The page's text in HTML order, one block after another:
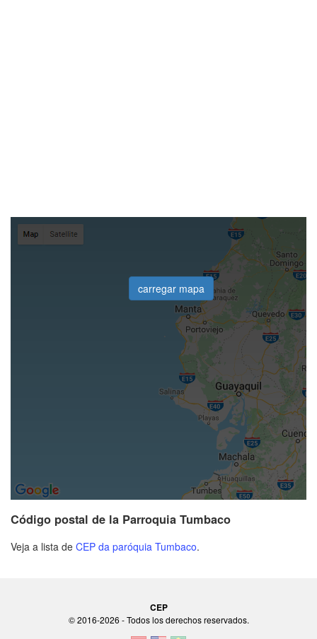
carregar mapa
Código postal de la Parroquia Tumbaco
Veja a lista de CEP da paróquia Tumbaco.
CEP
© 2016-2026 - Todos los derechos reservados.